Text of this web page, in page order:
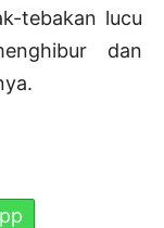
tebakan lucu
dan